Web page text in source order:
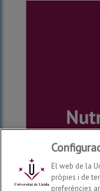
El web de la
pròpies i de
preferències